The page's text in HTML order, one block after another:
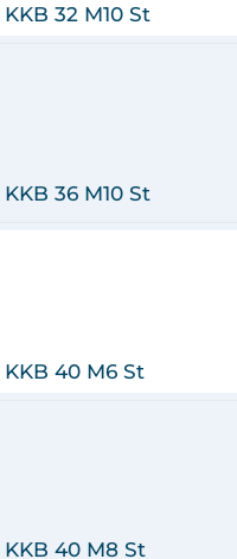
KKB 32 M10 St
KKB 36 M10 St
KKB 40 M6 St
KKB 40 M8 St